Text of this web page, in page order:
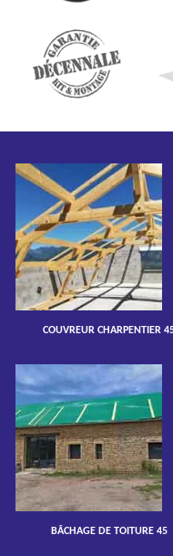
COUVREUR CHARPENTIER
BÂCHAGE DE TOITURE 45